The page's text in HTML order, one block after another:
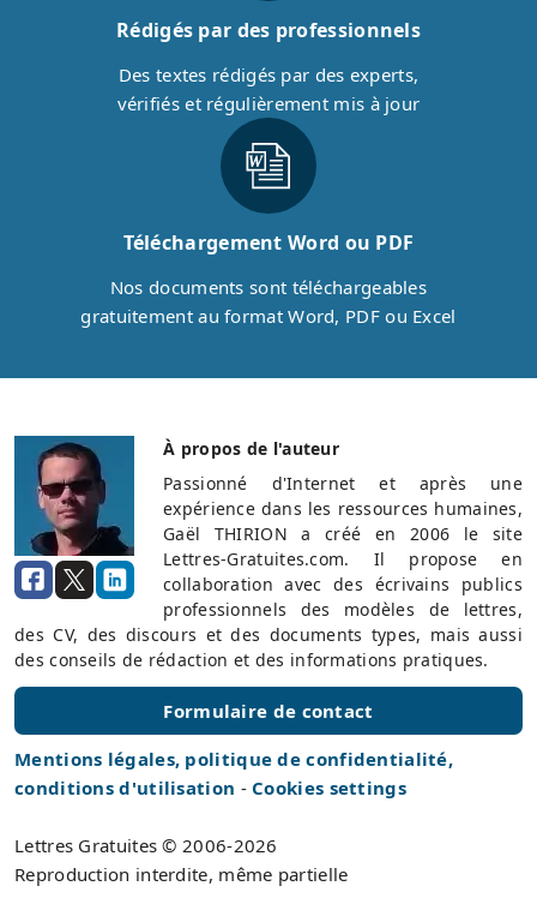
Rédigés par des professionnels
Des textes rédigés par des experts,
vérifiés et régulièrement mis à jour
Téléchargement Word ou PDF
Nos documents sont téléchargeables
gratuitement au format Word, PDF ou Excel
À propos de l'auteur
Passionné d'Internet et après une
expérience dans les ressources humaines,
Gaël THIRION a créé en 2006 le site
Lettres-Gratuites.com. Il propose en
collaboration avec des écrivains publics
professionnels des modèles de lettres,
des CV, des discours et des documents types, mais aussi
des conseils de rédaction et des informations pratiques.
Formulaire de contact
Mentions légales, politique de confidentialité,
conditions d'utilisation - Cookies settings
Lettres Gratuites © 2006-2026
Reproduction interdite, même partielle